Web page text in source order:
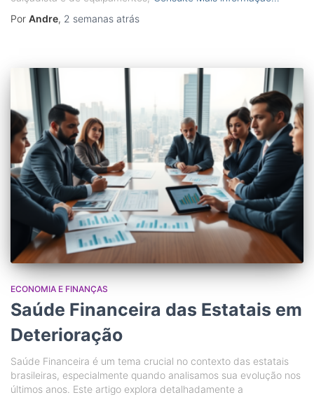
Por Andre, 2 semanas atrás
ECONOMIA E FINANÇAS
Saúde Financeira das Estatais em
Deterioração
Saúde Financeira é um tema crucial no contexto das estatais
brasileiras, especialmente quando analisamos sua evolução nos
últimos anos. Este artigo explora detalhadamente a